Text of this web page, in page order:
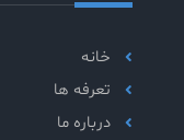
خانه
تعرفه ها
درباره ما